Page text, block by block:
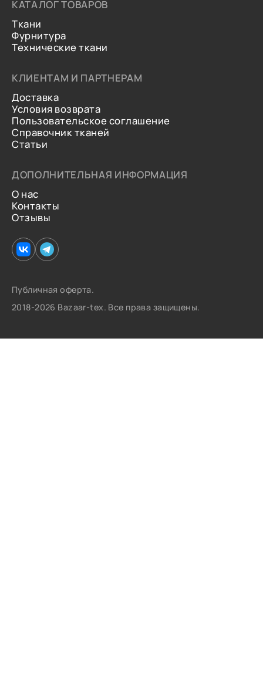
КАТАЛОГ ТОВАРОВ
Ткани
Фурнитура
Технические ткани
КЛИЕНТАМ И ПАРТНЕРАМ
Доставка
Условия возврата
Пользовательское соглашение
Справочник тканей
Статьи
ДОПОЛНИТЕЛЬНАЯ ИНФОРМАЦИЯ
О нас
Контакты
Отзывы
Публичная оферта.
2018-2026 Bazaar-tex. Все права защищены.